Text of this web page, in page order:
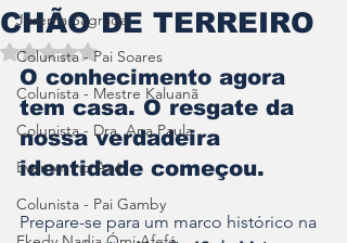
Jurema Sagrada
Colunista - Pai Soares
Colunista - Mestre Kaluanã
Colunista - Dra. Ana Paula
Eventos no Axé
Colunista - Pai Gamby
CHÃO DE TERREIRO
Avaliado com NaN de 5 estrelas.
O conhecimento agora
tem casa. O resgate da
nossa verdadeira
identidade começou.
Prepare-se para um marco histórico na